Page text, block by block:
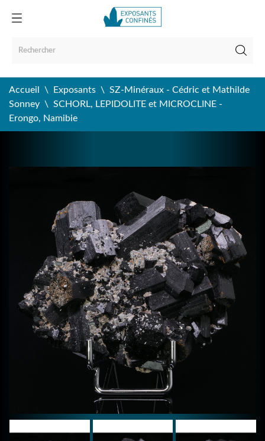
Accueil Exposants
SZ-Minéraux - Cédric et Mathilde
Sonney
SCHORL, LEPIDOLITE et MICROCLINE -
Erongo, Namibie